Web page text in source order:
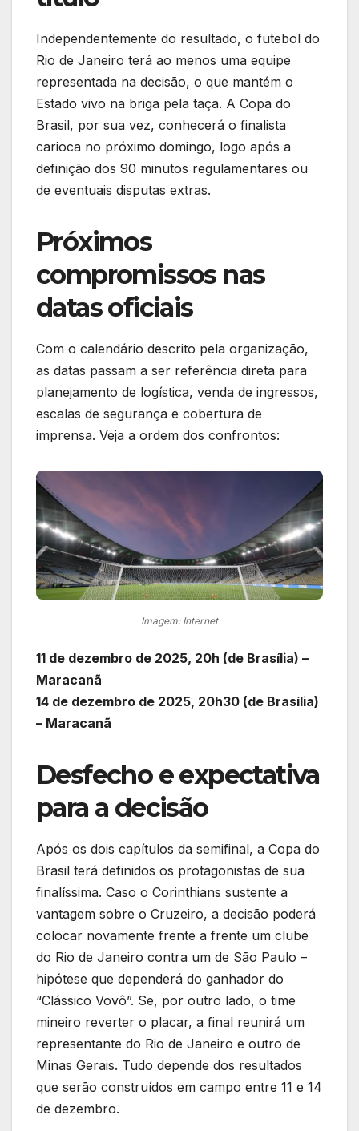
Independentemente do resultado, o futebol do
Rio de Janeiro terá ao menos uma equipe
representada na decisão, o que mantém o
Estado vivo na briga pela taça. A Copa do
Brasil, por sua vez, conhecerá o finalista
carioca no próximo domingo, logo após a
definição dos 90 minutos regulamentares ou
de eventuais disputas extras.
Próximos
compromissos nas
datas oficiais
Com o calendário descrito pela organização,
as datas passam a ser referência direta para
planejamento de logística, venda de ingressos,
escalas de segurança e cobertura de
imprensa. Veja a ordem dos confrontos:
Imagem: Internet
11 de dezembro de 2025, 20h (de Brasília) –
Maracanã
14 de dezembro de 2025, 20h30 (de Brasília)
– Maracanã
Desfecho e expectativa
para a decisão
Após os dois capítulos da semifinal, a Copa do
Brasil terá definidos os protagonistas de sua
finalíssima. Caso o Corinthians sustente a
vantagem sobre o Cruzeiro, a decisão poderá
colocar novamente frente a frente um clube
do Rio de Janeiro contra um de São Paulo –
hipótese que dependerá do ganhador do
“Clássico Vovô”. Se, por outro lado, o time
mineiro reverter o placar, a final reunirá um
representante do Rio de Janeiro e outro de
Minas Gerais. Tudo depende dos resultados
que serão construídos em campo entre 11 e 14
de dezembro.